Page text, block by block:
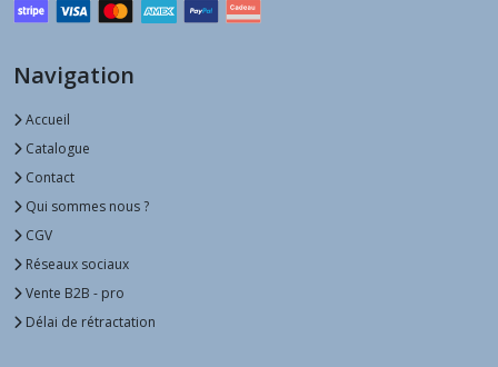
Navigation
Accueil
Catalogue
Contact
Qui sommes nous ?
CGV
Réseaux sociaux
Vente B2B - pro
Délai de rétractation